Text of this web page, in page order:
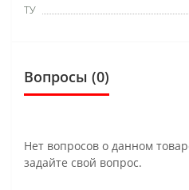
ТУ
Вопросы (0)
Нет вопросов о данном
задайте свой вопрос.